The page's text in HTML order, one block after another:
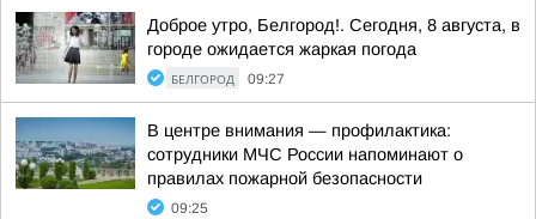
Доброе утро, Белгород!. Сегодня, 8 августа, в
городе ожидается жаркая погода
БЕЛГОРОД 09:27
В центре внимания — профилактика:
сотрудники МЧС России напоминают о
правилах пожарной безопасности
09:25